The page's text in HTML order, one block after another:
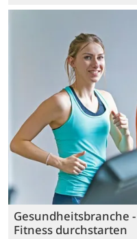
Gesundheitsbranche
Fitness durchstarten